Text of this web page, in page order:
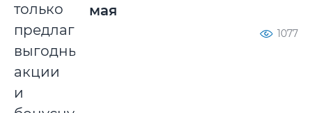
только
предлагает
выгодные
акции
и
мая
1077